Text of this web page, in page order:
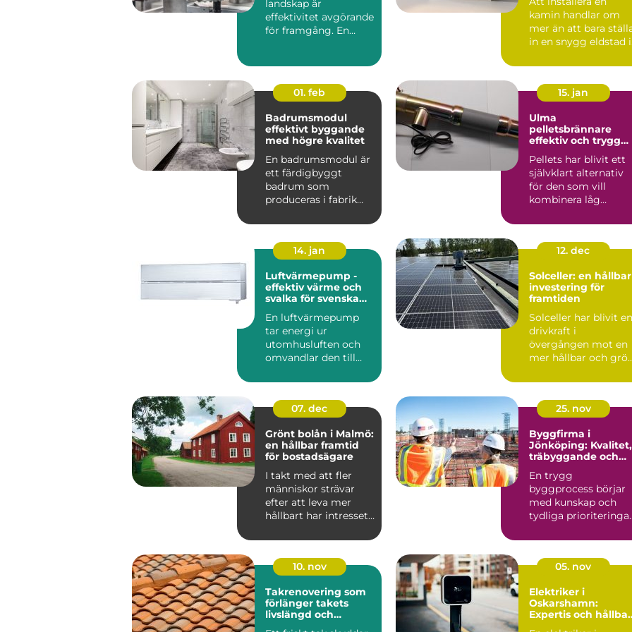
landskap är
effektivitet avgörande
för framgång. En
kamin handlar om
mer än att bara
in en snygg eldstad i
vä...
01. feb
Badrumsmodul
effektivt byggande
med högre kvalitet
En badrumsmodul är
ett färdigbyggt
badrum som
produceras i fabrik
komplett till byggar...
15. jan
Ulma
pelletsbrännare
effektiv och trygg
Pellets har blivit ett
självklart alternativ
för den som vill
kombinera låg
d med ...
14. jan
Luftvärmepump -
effektiv värme och
svalka för svenska
En luftvärmepump
tar energi ur
utomhusluften och
omvandlar den till
inomh...
12. dec
Solceller: en hållbar
investering för
framtiden
Solceller har blivit en
drivkraft i
övergången mot en
mer hållbar och
07. dec
Grönt bolån i Malmö:
en hållbar framtid
för bostadsägare
I takt med att fler
människor strävar
efter att leva mer
hållbart har intresset
25. nov
Byggfirma i
Jönköping: Kvalitet,
träbyggande och
En trygg
byggprocess börjar
med kunskap och
tydliga
10. nov
Takrenovering som
förlänger takets
livslängd och
05. nov
Elektriker i
Oskarshamn:
Expertis och